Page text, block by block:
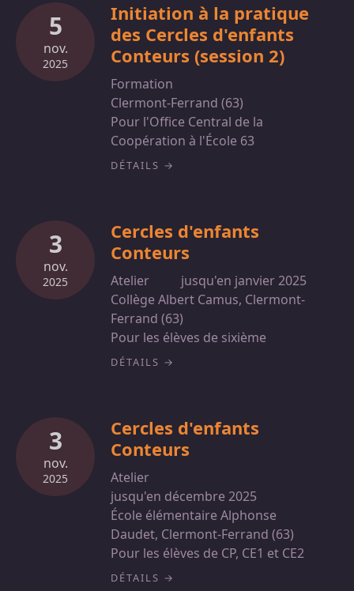
5
nov.
2025
Initiation à la pratique
des Cercles d'enfants
Conteurs (session 2)
Formation
Clermont-Ferrand (63)
Pour l'Office Central de la
Coopération à l'École 63
DÉTAILS
3
nov.
2025
Cercles d'enfants
Conteurs
Atelier
jusqu'en janvier 2025
Collège Albert Camus, Clermont-
Ferrand (63)
Pour les élèves de sixième
DÉTAILS
3
nov.
2025
Cercles d'enfants
Conteurs
Atelier
jusqu'en décembre 2025
École élémentaire Alphonse
Daudet, Clermont-Ferrand (63)
Pour les élèves de CP, CE1 et CE2
DÉTAILS